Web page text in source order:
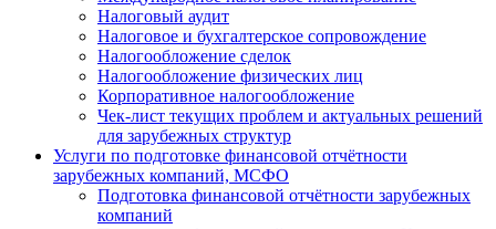
Налоговый аудит
Налоговое и бухгалтерское сопровождение
Налогообложение сделок
Налогообложение физических лиц
Корпоративное налогообложение
Чек-лист текущих проблем и актуальных решений
для зарубежных структур
Услуги по подготовке финансовой отчётности
зарубежных компаний, МСФО
Подготовка финансовой отчётности зарубежных
компаний